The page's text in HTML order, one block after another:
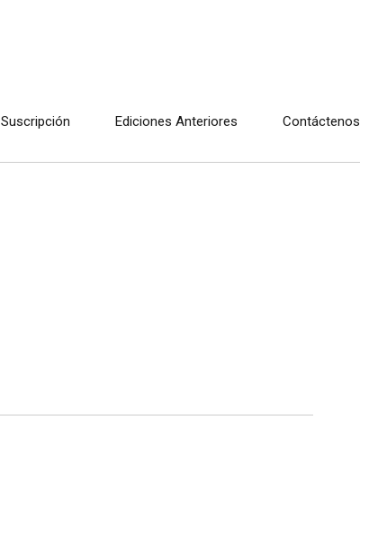
Suscripción Ediciones Anteriores Contáctenos